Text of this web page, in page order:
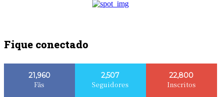
Fique conectado
21,960
Fãs
2,507
Seguidores
22,800
Inscritos